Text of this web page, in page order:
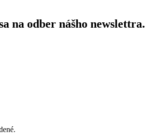
na odber nášho newslettra.